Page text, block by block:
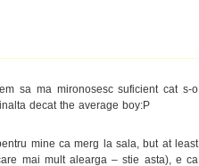
sa ma mironosesc suficient cat s-o
decat the average boy:P
mine ca merg la sala, but at least
mai mult alearga – stie asta), e ca